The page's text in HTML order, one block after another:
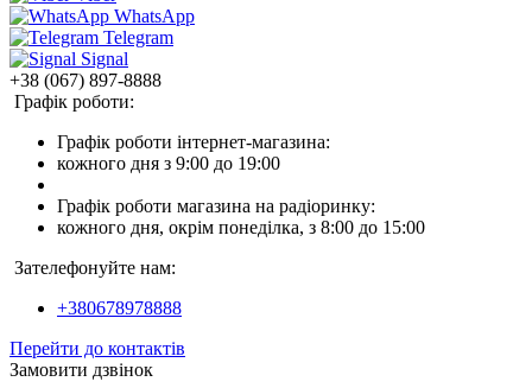
WhatsApp
Telegram
Signal
+38 (067) 897-8888
Графік роботи:
Графік роботи інтернет-магазина:
кожного дня з 9:00 до 19:00
Графік роботи магазина на радіоринку:
кожного дня, окрім понеділка, з 8:00 до 15:00
Зателефонуйте нам:
+380678978888
Перейти до контактів
Замовити дзвінок